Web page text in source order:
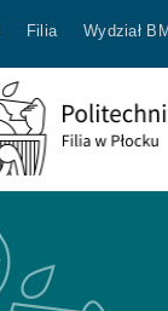
Filia Wydział